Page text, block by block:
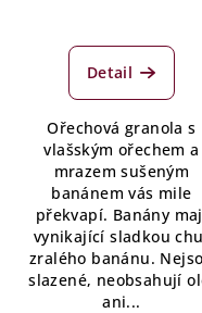
Detail
Ořechová granola s
vlašským ořechem a
mrazem sušeným
banánem vás mile
překvapí. Banány
vynikající sladkou
zralého banánu.
slazené, neobsahují
ani...